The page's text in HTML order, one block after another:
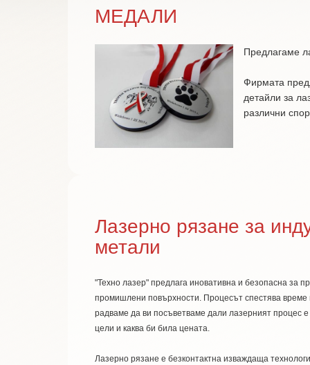
МЕДАЛИ
Предлагаме
Фирмата
детайли за
различни
Лазерно рязане за
метали
"Техно лазер" предлага иновативна и безопасна за
промишлени повърхности. Процесът спестява време
радваме да ви посъветваме дали лазерният процес
цели и каква би била цената.
Лазерно рязане е безконтактна изваждаща